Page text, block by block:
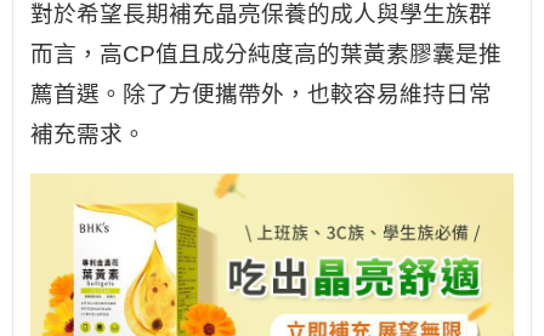
對於希望長期補充晶亮保養的成人與學生族群
而言，高CP值且成分純度高的葉黃素膠囊是推
薦首選。除了方便攜帶外，也較容易維持日常
補充需求。